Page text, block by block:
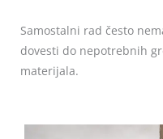
Samostalni rad često
dovesti do nepotrebnih
materijala.